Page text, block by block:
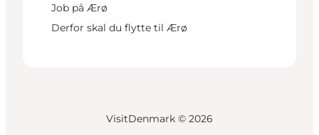
Job på Ærø
Derfor skal du flytte til Ærø
VisitDenmark © 2026